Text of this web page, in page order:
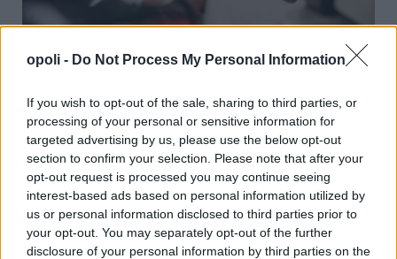
opoli - Do Not Process My Personal Information
If you wish to opt-out of the sale, sharing to third parties, or
processing of your personal or sensitive information for
targeted advertising by us, please use the below opt-out
section to confirm your selection. Please note that after your
opt-out request is processed you may continue seeing
interest-based ads based on personal information utilized by
us or personal information disclosed to third parties prior to
your opt-out. You may separately opt-out of the further
disclosure of your personal information by third parties on the
Πετρέλαιο:Κάτω από τα 80 δολάρια το Brent-Μέχρι